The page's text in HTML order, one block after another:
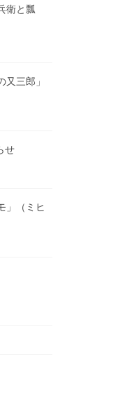
衛と瓢
又三郎」
せ
」（ミヒ